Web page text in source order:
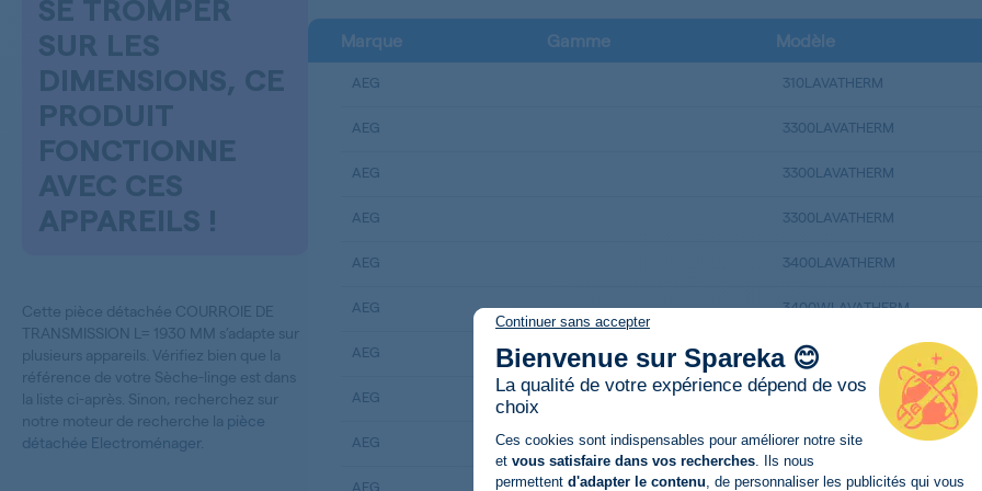
Continuer sans accepter
Bienvenue sur Spareka 😊
La qualité de votre expérience dépend de vos
choix
Plateforme de Gestion du
Ces cookies sont indispensables pour améliorer notre site
et vous satisfaire dans vos recherches. Ils nous
permettent d'adapter le contenu, de personnaliser les publicités qui vous
SE TROMPER
SUR LES
DIMENSIONS, CE
PRODUIT
FONCTIONNE
AVEC CES
APPAREILS !
Cette pièce détachée COURROIE DE
TRANSMISSION L= 1930 MM s’adapte sur
plusieurs appareils. Vérifiez bien que la
référence de votre Sèche-linge est dans
la liste ci-après. Sinon, recherchez sur
notre moteur de recherche la pièce
détachée Electroménager.
Marque Gamme Modèle
AEG 310LAVATHERM
AEG 3300LAVATHERM
AEG 3300LAVATHERM
AEG 3300LAVATHERM
AEG 3400LAVATHERM
AEG 3400WLAVATHERM
AEG 37320 LAVATHERM
AEG 520LAVATHERM
AEG 5230LAVATHERM
AEG 5300LAVATHERM